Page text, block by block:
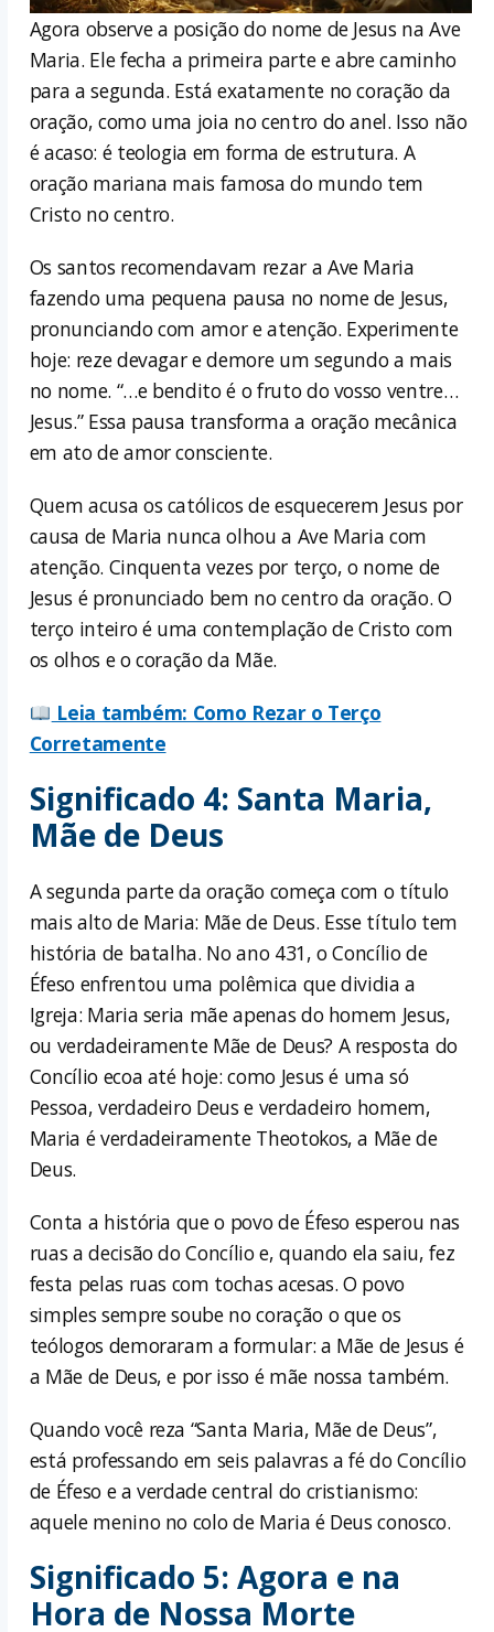
Agora observe a posição do nome de Jesus na Ave
Maria. Ele fecha a primeira parte e abre caminho
para a segunda. Está exatamente no coração da
oração, como uma joia no centro do anel. Isso não
é acaso: é teologia em forma de estrutura. A
oração mariana mais famosa do mundo tem
Cristo no centro.
Os santos recomendavam rezar a Ave Maria
fazendo uma pequena pausa no nome de Jesus,
pronunciando com amor e atenção. Experimente
hoje: reze devagar e demore um segundo a mais
no nome. “…e bendito é o fruto do vosso ventre…
Jesus.” Essa pausa transforma a oração mecânica
em ato de amor consciente.
Quem acusa os católicos de esquecerem Jesus por
causa de Maria nunca olhou a Ave Maria com
atenção. Cinquenta vezes por terço, o nome de
Jesus é pronunciado bem no centro da oração. O
terço inteiro é uma contemplação de Cristo com
os olhos e o coração da Mãe.
Leia também: Como Rezar o Terço
Corretamente
Significado 4: Santa Maria,
Mãe de Deus
A segunda parte da oração começa com o título
mais alto de Maria: Mãe de Deus. Esse título tem
história de batalha. No ano 431, o Concílio de
Éfeso enfrentou uma polêmica que dividia a
Igreja: Maria seria mãe apenas do homem Jesus,
ou verdadeiramente Mãe de Deus? A resposta do
Concílio ecoa até hoje: como Jesus é uma só
Pessoa, verdadeiro Deus e verdadeiro homem,
Maria é verdadeiramente Theotokos, a Mãe de
Deus.
Conta a história que o povo de Éfeso esperou nas
ruas a decisão do Concílio e, quando ela saiu, fez
festa pelas ruas com tochas acesas. O povo
simples sempre soube no coração o que os
teólogos demoraram a formular: a Mãe de Jesus é
a Mãe de Deus, e por isso é mãe nossa também.
Quando você reza “Santa Maria, Mãe de Deus”,
está professando em seis palavras a fé do Concílio
de Éfeso e a verdade central do cristianismo:
aquele menino no colo de Maria é Deus conosco.
Significado 5: Agora e na
Hora de Nossa Morte